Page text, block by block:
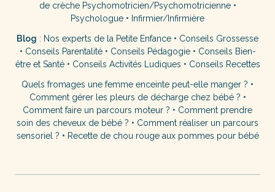
de crèche Psychomotricien/Psychomotricienne•
Psychologue • Infirmier/Infirmière
Blog : Nos experts de la Petite Enfance • Conseils Grossesse
• Conseils Parentalité• Conseils Pédagogie• Conseils Bien-
être et Santé• Conseils Activités Ludiques • Conseils Recettes
Quels fromages une femme enceinte peut-elle manger ? •
Comment gérer les pleurs de décharge chez bébé ? •
Comment faire un parcours moteur ? • Comment prendre
soin des cheveux de bébé ? • Comment réaliser un parcours
sensoriel ? • Recette de chou rouge aux pommes pour bébé